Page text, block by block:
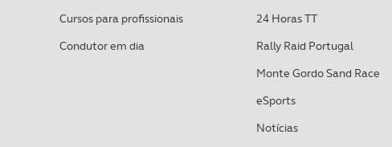
Cursos para profissionais
Condutor em dia
24 Horas TT
Rally Raid Portugal
Monte Gordo Sand Race
eSports
Notícias